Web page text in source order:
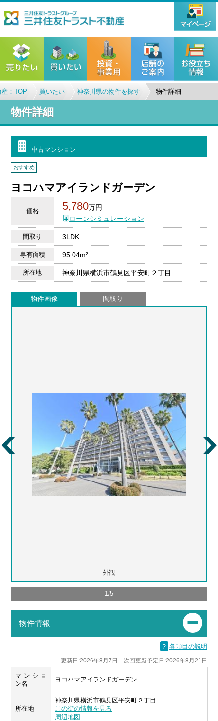
：TOP 買いたい 神奈川県の物件を探す 物件詳細
物件詳細
中古マンション
おすすめ
ヨコハマアイランドガーデン
価格 5,780万円
ローンシミュレーション
間取り 3LDK
専有面積 95.04m²
所在地 神奈川県横浜市鶴見区平安町２丁目
物件画像 間取り
外観
1 /5
物件情報
？ 各項目の説明
更新日:2026年8月7日 次回更新予定日:2026年8月21日
マンショ
ン名
ヨコハマアイランドガーデン
所在地
神奈川県横浜市鶴見区平安町２丁目
この街の情報を見る
周辺地図